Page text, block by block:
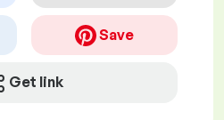
Save
Get link